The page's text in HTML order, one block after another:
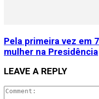
Pela primeira vez em
mulher na Presidência
LEAVE A REPLY